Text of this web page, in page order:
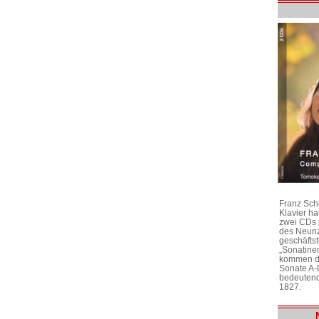
Franz
Klavier
zwei CDs
des
kommen
Sonate
1827.